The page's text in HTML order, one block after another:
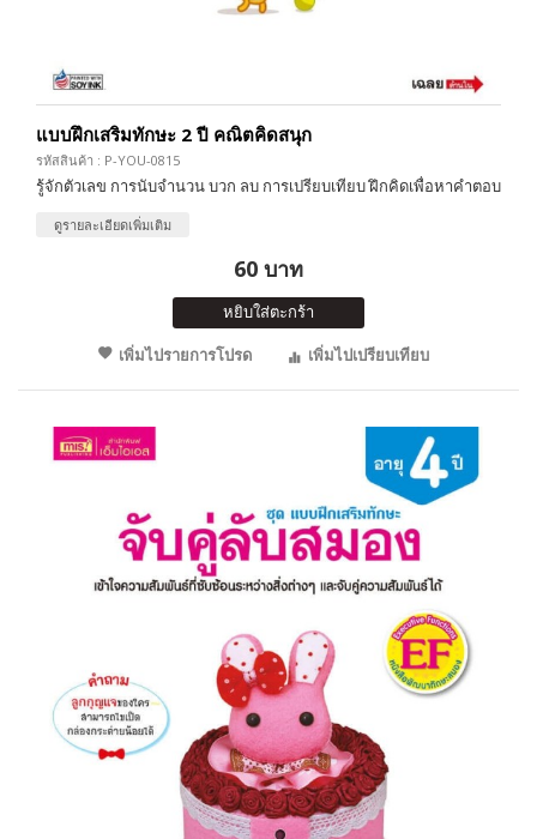
แบบฝึกเสริมทักษะ 2 ปี คณิตคิดสนุก
รหัสสินค้า : P-YOU-0815
รู้จักตัวเลข การนับจำนวน บวก ลบ การเปรียบเทียบ ฝึกคิดเพื่อหาคำตอบ
ดูรายละเอียดเพิ่มเติม
60 บาท
หยิบใส่ตะกร้า
เพิ่มไปรายการโปรด
เพิ่มไปเปรียบเทียบ